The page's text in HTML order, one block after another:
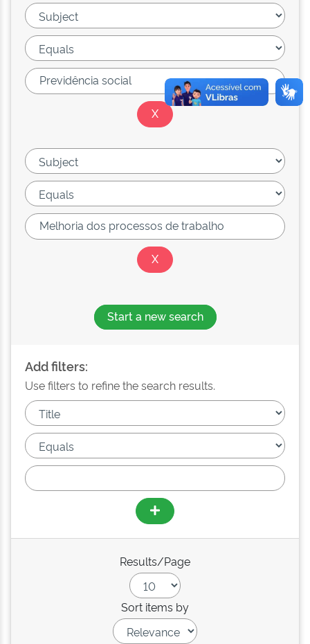
Start a new search
Add filters:
Use filters to refine the search results.
Results/Page
Sort items by